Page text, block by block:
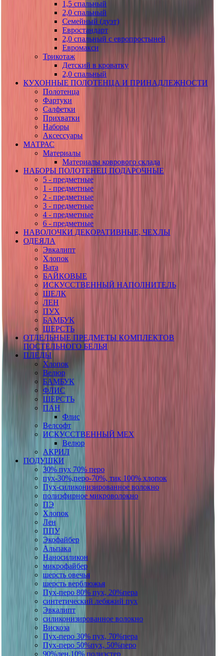
1,5 спальный
2,0 спальный
Семейный (дуэт)
Евростандарт
2,0 спальный с европростыней
Евромакси
Трикотаж
Детский в кроватку
2,0 спальный
КУХОННЫЕ ПОЛОТЕНЦА И ПРИНАДЛЕЖНОСТИ
Полотенца
Фартуки
Салфетки
Прихватки
Наборы
Аксессуары
МАТРАС
Материалы
Материалы коврового склада
НАБОРЫ ПОЛОТЕНЕЦ ПОДАРОЧНЫЕ
5 - предметные
1 - предметные
2 - предметные
3 - предметные
4 - предметные
6 - предметные
НАВОЛОЧКИ ДЕКОРАТИВНЫЕ, ЧЕХЛЫ
ОДЕЯЛА
Эвкалипт
Хлопок
Вата
БАЙКОВЫЕ
ИСКУССТВЕННЫЙ НАПОЛНИТЕЛЬ
ШЕЛК
ЛЕН
ПУХ
БАМБУК
ШЕРСТЬ
ОТДЕЛЬНЫЕ ПРЕДМЕТЫ КОМПЛЕКТОВ
ПОСТЕЛЬНОГО БЕЛЬЯ
ПЛЕДЫ
Хлопок
Велюр
БАМБУК
ФЛИС
ШЕРСТЬ
ПАН
Флис
Велсофт
ИСКУССТВЕННЫЙ МЕХ
Велюр
АКРИЛ
ПОДУШКИ
30% пух 70% перо
пух-30%,перо-70%, тик 100% хлопок
Пух-силиконизированное волокно
полиэфирное микроволокно
ПЭ
Хлопок
Лен
ППУ
Экофайбер
Альпака
Наносиликон
микрофайбер
шерсть овечья
шерсть верблюжья
Пух-перо 80% пух, 20%пера
синтетический лебяжий пух
Эвкалипт
силиконизированное волокно
Вискоза
Пух-перо 30% пух, 70%пера
Пух-перо 50%пух, 50%перо
90%лен,10% полиэстер